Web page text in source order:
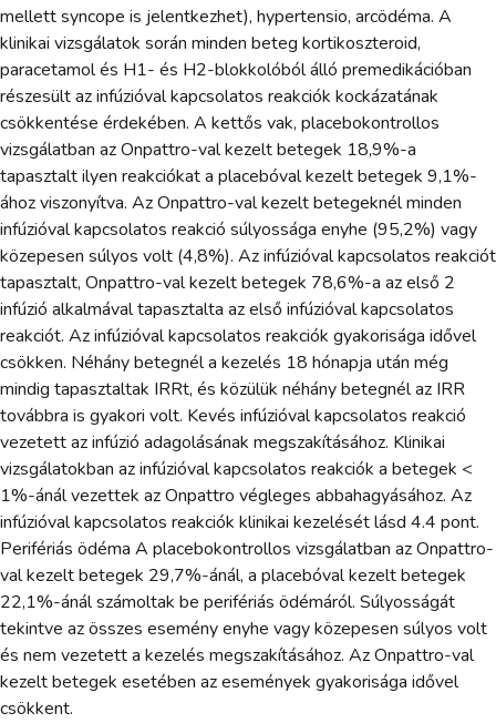
mellett syncope is jelentkezhet), hypertensio, arcödéma. A
klinikai vizsgálatok során minden beteg kortikoszteroid,
paracetamol és H1- és H2-blokkolóból álló premedikációban
részesült az infúzióval kapcsolatos reakciók kockázatának
csökkentése érdekében. A kettős vak, placebokontrollos
vizsgálatban az Onpattro-val kezelt betegek 18,9%-a
tapasztalt ilyen reakciókat a placebóval kezelt betegek 9,1%-
ához viszonyítva. Az Onpattro-val kezelt betegeknél minden
infúzióval kapcsolatos reakció súlyossága enyhe (95,2%) vagy
közepesen súlyos volt (4,8%). Az infúzióval kapcsolatos reakciót
tapasztalt, Onpattro-val kezelt betegek 78,6%-a az első 2
infúzió alkalmával tapasztalta az első infúzióval kapcsolatos
reakciót. Az infúzióval kapcsolatos reakciók gyakorisága idővel
csökken. Néhány betegnél a kezelés 18 hónapja után még
mindig tapasztaltak IRRt, és közülük néhány betegnél az IRR
továbbra is gyakori volt. Kevés infúzióval kapcsolatos reakció
vezetett az infúzió adagolásának megszakításához. Klinikai
vizsgálatokban az infúzióval kapcsolatos reakciók a betegek <
1%-ánál vezettek az Onpattro végleges abbahagyásához. Az
infúzióval kapcsolatos reakciók klinikai kezelését lásd 4.4 pont.
Perifériás ödéma A placebokontrollos vizsgálatban az Onpattro-
val kezelt betegek 29,7%-ánál, a placebóval kezelt betegek
22,1%-ánál számoltak be perifériás ödémáról. Súlyosságát
tekintve az összes esemény enyhe vagy közepesen súlyos volt
és nem vezetett a kezelés megszakításához. Az Onpattro-val
kezelt betegek esetében az események gyakorisága idővel
csökkent.